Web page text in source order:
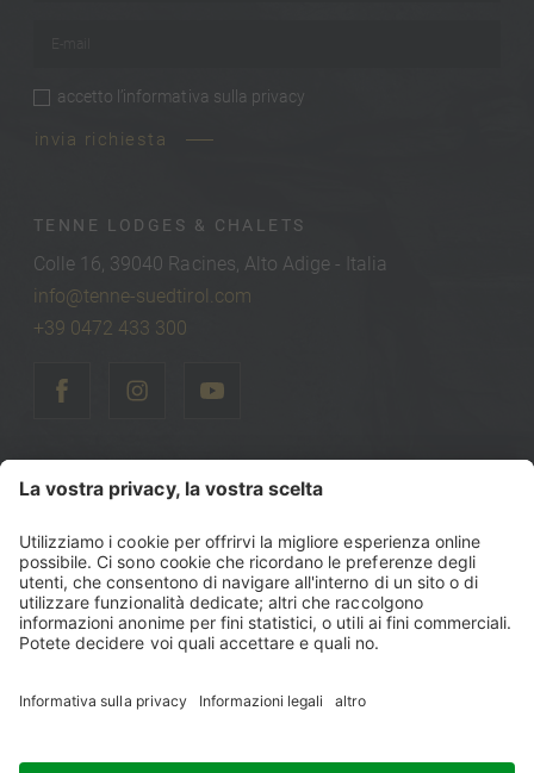
privacy
accetto l’informativa sulla privacy
invia richiesta
TENNE LODGES & CHALETS
Colle 16, 39040 Racines, Alto Adige - Italia
info@tenne-suedtirol.com
+39 0472 433 300
© 2026
Tenne Lodges & Chalets
Sitemap
Note legali
Politica sulla privacy